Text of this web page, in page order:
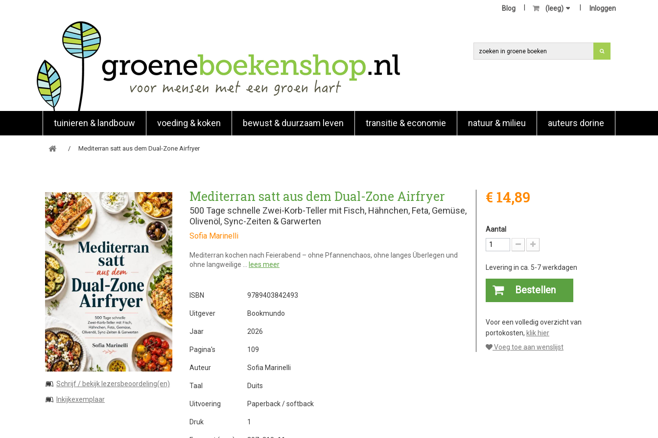
Inloggen
(leeg)
Blog
tuinieren & landbouw voeding & koken bewust & duurzaam leven transitie & economie natuur & milieu auteurs dorine
Mediterran satt aus dem Dual-Zone Airfryer
Schrijf / bekijk lezersbeoordeling(en)
Inkijkexemplaar
Mediterran satt aus dem Dual-Zone Airfryer
500 Tage schnelle Zwei-Korb-Teller mit Fisch, Hähnchen, Feta, Gemüse,
Olivenöl, Sync-Zeiten & Garwerten
Sofia Marinelli
Mediterran kochen nach Feierabend – ohne Pfannenchaos, ohne langes Überlegen und
ohne langweilige … lees meer
ISBN 9789403842493
Uitgever Bookmundo
Jaar 2026
Pagina's 109
Auteur Sofia Marinelli
Taal Duits
Uitvoering Paperback / softback
Druk 1
€ 14,89
Aantal
Levering in ca. 5-7 werkdagen
Bestellen
Voor een volledig overzicht van
portokosten, klik hier
Voeg toe aan wenslijst